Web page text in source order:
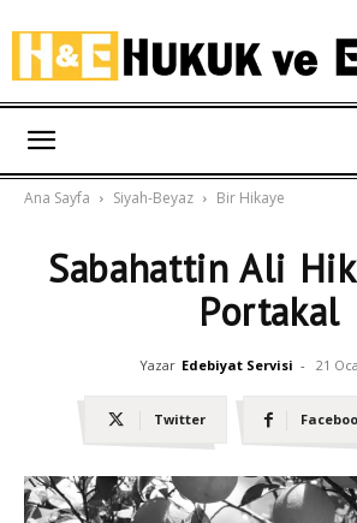
Ana Sayfa Siyah-Beyaz Bir Hikaye
Sabahattin Ali
Portakal
Yazar Edebiyat Servisi - 21
Twitter